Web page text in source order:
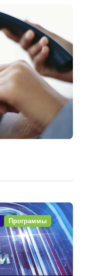
Программы